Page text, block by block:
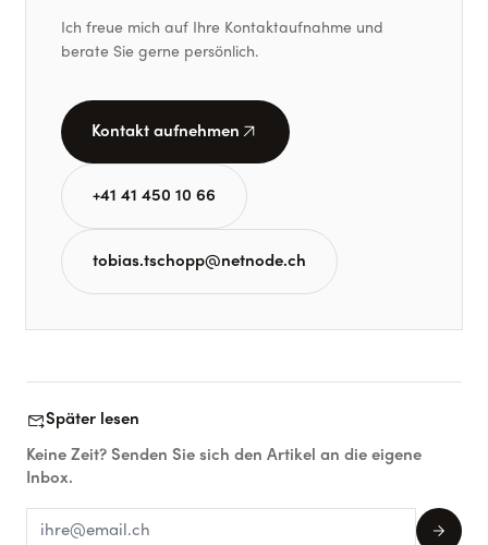
Ich freue mich auf Ihre Kontaktaufnahme und
berate Sie gerne persönlich.
Kontakt aufnehmen arrow_outward
+41 41 450 10 66
tobias.tschopp@netnode.ch
forward_to_inboxSpäter lesen
Keine Zeit? Senden Sie sich den Artikel an die eigene
Inbox.
arrow_forward